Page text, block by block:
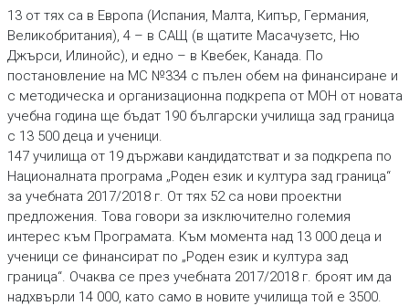
13 от тях са в Европа (Испания, Малта, Кипър, Германия,
Великобритания), 4 – в САЩ (в щатите Масачузетс, Ню
Джърси, Илинойс), и едно – в Квебек, Канада. По
постановление на МС №334 с пълен обем на финансиране и
с методическа и организационна подкрепа от МОН от новата
учебна година ще бъдат 190 български училища зад граница
с 13 500 деца и ученици.
147 училища от 19 държави кандидатстват и за подкрепа по
Националната програма „Роден език и култура зад граница“
за учебната 2017/2018 г. От тях 52 са нови проектни
предложения. Това говори за изключително големия
интерес към Програмата. Към момента над 13 000 деца и
ученици се финансират по „Роден език и култура зад
граница“. Очаква се през учебната 2017/2018 г. броят им да
надхвърли 14 000, като само в новите училища той е 3500.